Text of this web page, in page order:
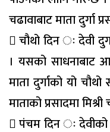
चढावाबाट माता दुर्गा
 चौथो दिन ः देवी
। यसको साधनाबाट
माता दुर्गाको यो
माताको प्रसादमा
 पंचम दिन ः देवीको